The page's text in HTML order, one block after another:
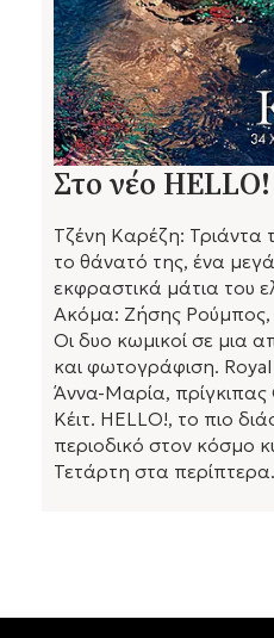
Στο νέο HELLO!
Τζένη Καρέζη: Τριάντα
το θάνατό της, ένα
εκφραστικά μάτια του
Ακόμα: Ζήσης Ρούμπος,
Οι δυο κωμικοί σε μια
και φωτογράφιση.
Άννα-Μαρία, πρίγκιπας
Κέιτ. HELLO!, το πιο
περιοδικό στον κόσμο
Τετάρτη στα περίπτερα.